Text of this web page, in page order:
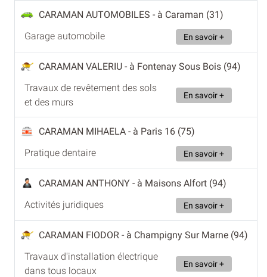
CARAMAN AUTOMOBILES - à Caraman (31)
Garage automobile
En savoir +
CARAMAN VALERIU - à Fontenay Sous Bois (94)
Travaux de revêtement des sols
et des murs
En savoir +
CARAMAN MIHAELA - à Paris 16 (75)
Pratique dentaire
En savoir +
CARAMAN ANTHONY - à Maisons Alfort (94)
Activités juridiques
En savoir +
CARAMAN FIODOR - à Champigny Sur Marne (94)
Travaux d'installation électrique
dans tous locaux
En savoir +